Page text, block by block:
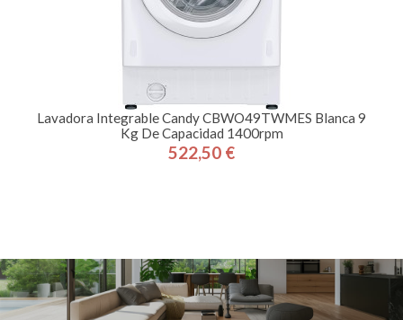
Lavadora Integrable Candy CBWO49TWMES Blanca 9
Kg De Capacidad 1400rpm
Precio
522,50 €